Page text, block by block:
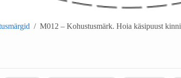
/ M012 – Kohustusmärk. Hoia käsipuust kinni